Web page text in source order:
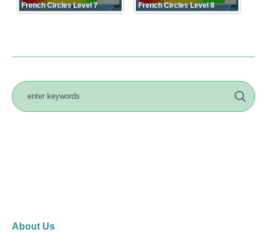
French Circles Level 7 French Circles Level 8
About Us